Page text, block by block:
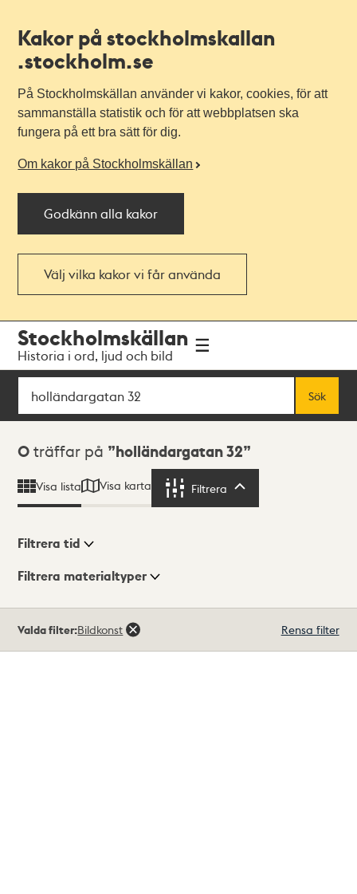
Kakor på stockholmskallan
.stockholm.se
På Stockholmskällan använder vi kakor, cookies, för att
sammanställa statistik och för att webbplatsen ska
fungera på ett bra sätt för dig.
Om kakor på Stockholmskällan
Godkänn alla kakor
Välj vilka kakor vi får använda
navigationen
huvudinnehållet
Stockholmskällan
Historia i ord, ljud och bild
Sök
Sök
Sökresultat
0 träffar på holländargatan 32
Visa lista Visa karta Filtrera
Visningsläge
Filtrera tid
Filtrera materialtyper
träffar
Valda filter:Bildkonst Rensa filter